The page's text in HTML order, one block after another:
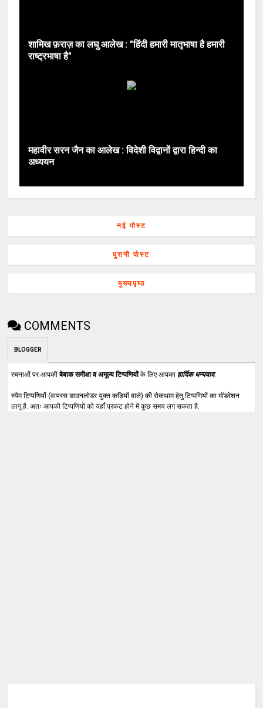
शामिख फ़राज़ का लघु आलेख : "हिंदी हमारी मातृभाषा है हमारी
राष्ट्रभाषा है"
महावीर सरन जैन का आलेख : विदेशी विद्वानों द्वारा हिन्दी का
अध्ययन
नई पोस्ट
पुरानी पोस्ट
मुख्यपृष्ठ
COMMENTS
BLOGGER
रचनाओं पर आपकीबेबाक समीक्षा व अमूल्य टिप्पणियोंके लिए आपका हार्दिक धन्यवाद.
स्पैम टिप्पणियों (वायरस डाउनलोडर युक्त कड़ियों वाले) की रोकथाम हेतु टिप्पणियों का मॉडरेशन
लागू है. अतः आपकी टिप्पणियों को यहाँ प्रकट होने में कुछ समय लग सकता है.